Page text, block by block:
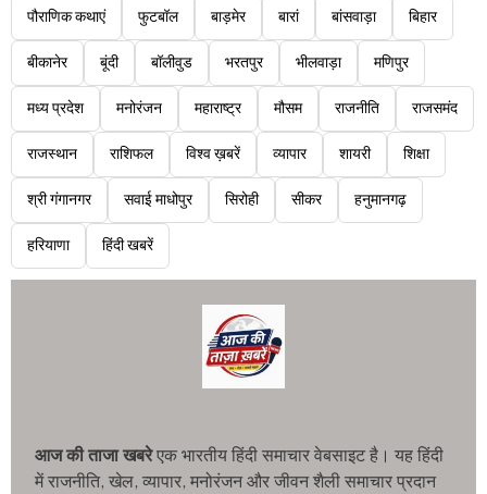
पौराणिक कथाएं फुटबॉल बाड़मेर बारां बांसवाड़ा बिहार
बीकानेर बूंदी बॉलीवुड भरतपुर भीलवाड़ा मणिपुर
मध्य प्रदेश मनोरंजन महाराष्ट्र मौसम राजनीति राजसमंद
राजस्थान राशिफल विश्व ख़बरें व्यापार शायरी शिक्षा
श्री गंगानगर सवाई माधोपुर सिरोही सीकर हनुमानगढ़
हरियाणा हिंदी खबरें
आज की ताजा खबरेएक भारतीय हिंदी समाचार वेबसाइट है। यह हिंदी
में राजनीति, खेल, व्यापार, मनोरंजन और जीवन शैली समाचार प्रदान